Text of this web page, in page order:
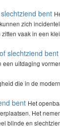
bent
zich
vaak in een
slechtziend bent
uitdaging
die in de
bent Het
Het
blinde en